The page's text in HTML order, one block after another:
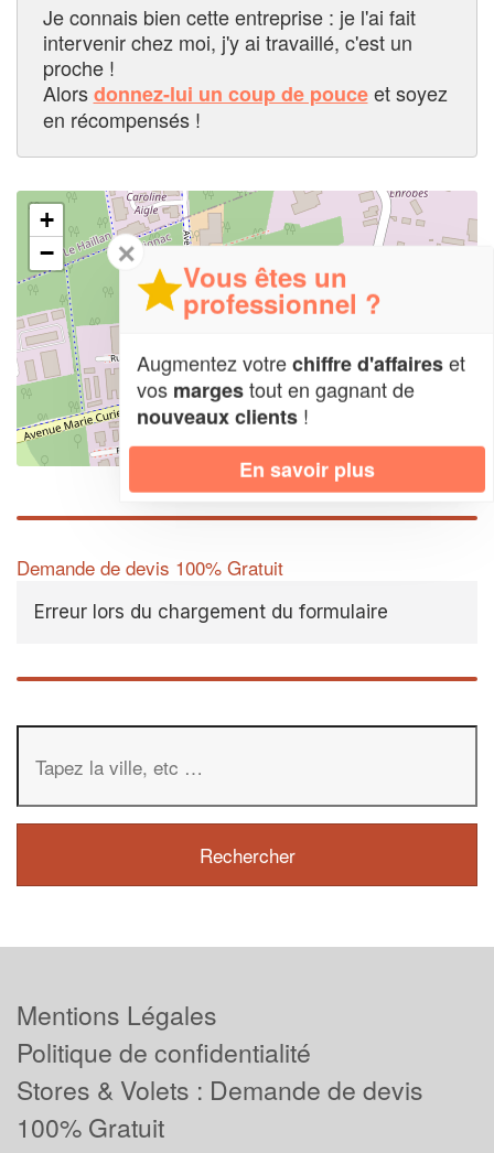
Je connais bien cette entreprise : je l'ai fait
intervenir chez moi, j'y ai travaillé, c'est un
proche !
Alorsdonnez-lui un coup de pouceet soyez
en récompensés !
+
−
Demande de devis 100% Gratuit
Erreur lors du chargement du formulaire
✕
Vous êtes un
professionnel ?
Augmentez votrechiffre d'affaireset
vos margestout en gagnant de
nouveaux clients !
En savoir plus
Mentions Légales
Politique de confidentialité
Stores & Volets : Demande de devis
100% Gratuit